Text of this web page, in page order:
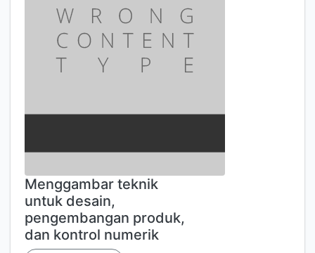
Menggambar teknik
untuk desain,
pengembangan produk,
dan kontrol numerik